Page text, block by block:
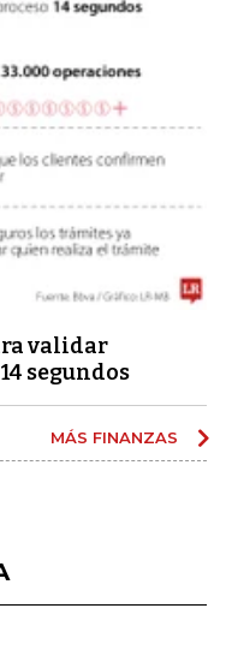
validar
segundos
MÁS FINANZAS